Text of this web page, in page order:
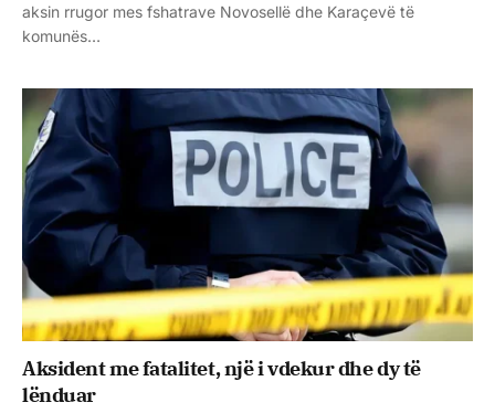
aksin rrugor mes fshatrave Novosellë dhe Karaçevë të
komunës…
Aksident me fatalitet, një i vdekur dhe dy të
lënduar